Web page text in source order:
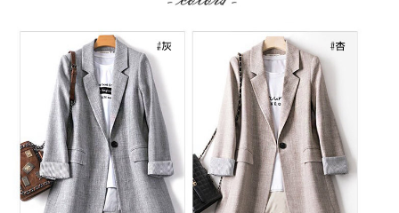
３．未成年的使用者請事先徵得法定代理人或監護人之同意方可使用
４．使用「AFTEE先享後付」時，將依據個別帳號之用戶狀況，依本公司即
時審查核予不同之上限額度；若仍有額度不足之情形，本公司將視審查結果
請求用戶進行身份認證。
５．嚴禁一人註冊多個帳號或使用他人資訊註冊。若發現惡意使用之情形，
恩沛科技股份有限公司將有權停止該用戶之使用額度並採取法律行動。